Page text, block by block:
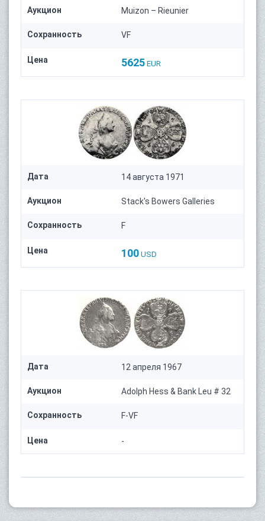
Аукцион Muizon – Rieunier
Сохранность VF
Цена 5625 EUR
Дата 14 августа 1971
Аукцион Stack's Bowers Galleries
Сохранность F
Цена 100 USD
Дата 12 апреля 1967
Аукцион Adolph Hess & Bank Leu # 32
Сохранность F-VF
Цена -